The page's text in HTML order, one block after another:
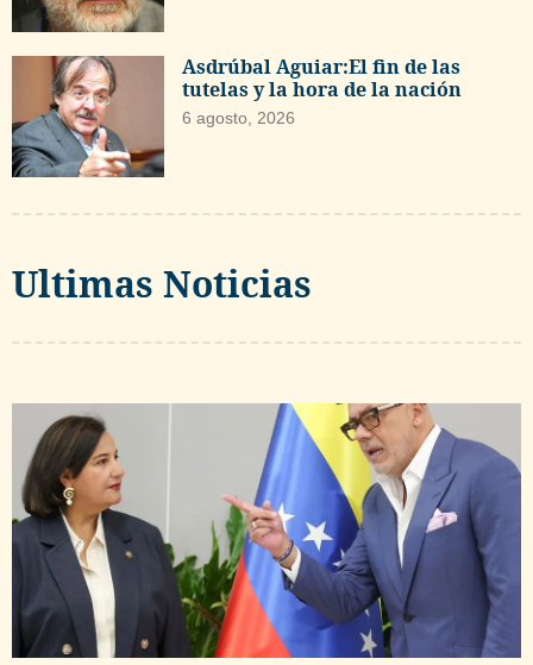
Asdrúbal Aguiar:El fin de las
tutelas y la hora de la nación
6 agosto, 2026
Ultimas Noticias